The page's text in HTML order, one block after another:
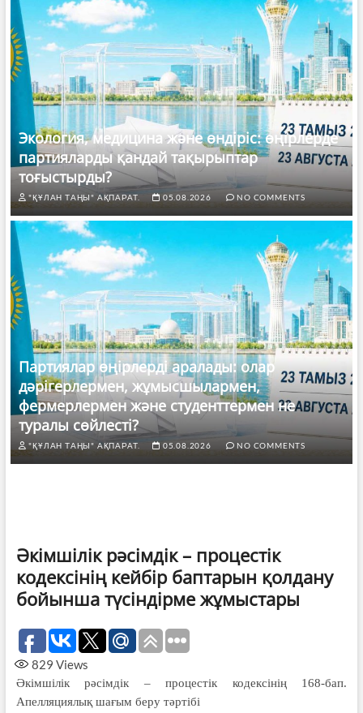
Экология, медицина және өндіріс: өңірлерде
партияларды қандай тақырыптар
тоғыстырды?
"ҚҰЛАН ТАҢЫ" АҚПАРАТ. 05.08.2026 NO COMMENTS
Партиялар өңірлерді аралады: олар
дәрігерлермен, жұмысшылармен,
фермерлермен және студенттермен не
туралы сөйлесті?
"ҚҰЛАН ТАҢЫ" АҚПАРАТ. 05.08.2026 NO COMMENTS
Әкімшілік рәсімдік – процестік
кодексінің кейбір баптарын қолдану
бойынша түсіндірме жұмыстары
829 Views
Әкімшілік рәсімдік – процестік кодексінің 168-бап.
Апелляциялық шағым беру тәртібі